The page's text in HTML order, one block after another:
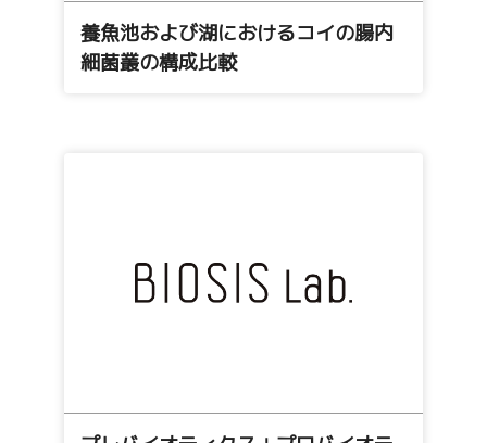
養魚池および湖におけるコイの腸内
細菌叢の構成比較